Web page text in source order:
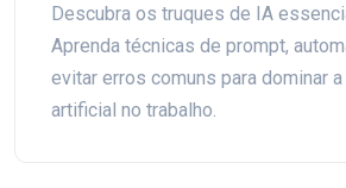
Descubra os truques de IA
Aprenda técnicas de prompt,
evitar erros comuns para dominar
artificial no trabalho.